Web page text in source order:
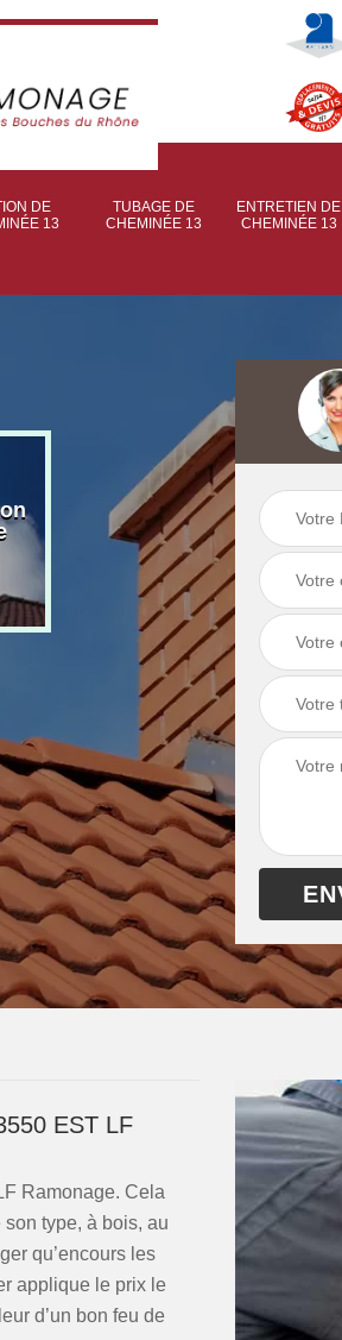
DE
13
TUBAGE DE
CHEMINÉE 13
ENTRETIEN DE
CHEMINÉE 13
Poseur et pose de
poêle à bois et
granulé 13
EST LF
Ramonage. Cela
type, à bois, au
qu’encours les
applique le prix le
d’un bon feu de